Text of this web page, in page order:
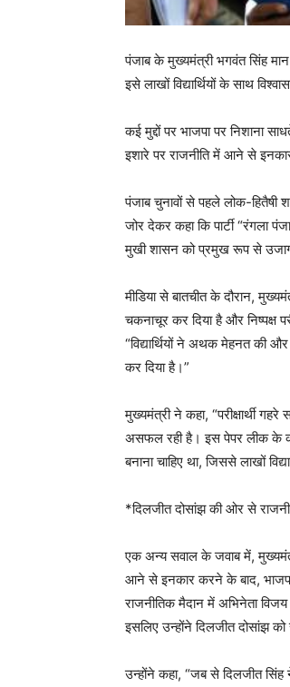
पंजाब के मुख्यमंत्री भगवंत सिंह
इसे लाखों विद्यार्थियों के साथ
कई मुद्दों पर भाजपा पर निशाना
इशारे पर राजनीति में आने से
पंजाब चुनावों से पहले लोक-
जोर देकर कहा कि पार्टी “रंगला
मुखी शासन को प्रमुख रूप से
मीडिया से बातचीत के दौरान,
चकनाचूर कर दिया है और निष्पक्ष
“विद्यार्थियों ने अथक मेहनत की
कर दिया है।”
मुख्यमंत्री ने कहा, “परीक्षार्थी
असफल रही है। इस पेपर लीक के
बनाना चाहिए था, जिससे लाखों
*दिलजीत दोसांझ की ओर से
एक अन्य सवाल के जवाब में,
आने से इनकार करने के बाद,
राजनीतिक मैदान में अभिनेता
इसलिए उन्होंने दिलजीत दोसांझ
उन्होंने कहा, “जब से दिलजीत